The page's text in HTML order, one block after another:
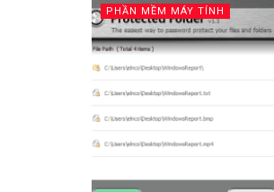
PHẦN MỀM MÁY TÍNH